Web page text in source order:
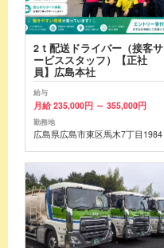
2ｔ配送ドライバー（接客サ
ービススタッフ）【正社
員】広島本社
給与
月給 235,000円 ～ 355,000円
勤務地
広島県広島市東区馬木7丁目1984